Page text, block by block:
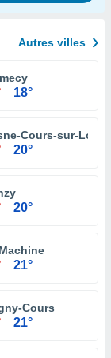
Autres villes
18°
Cours-sur-Loire
20°
20°
21°
Cours
21°